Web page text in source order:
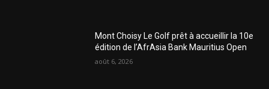
Mont Choisy Le Golf prêt à accueillir la 10e
édition de l’AfrAsia Bank Mauritius Open
août 6, 2026